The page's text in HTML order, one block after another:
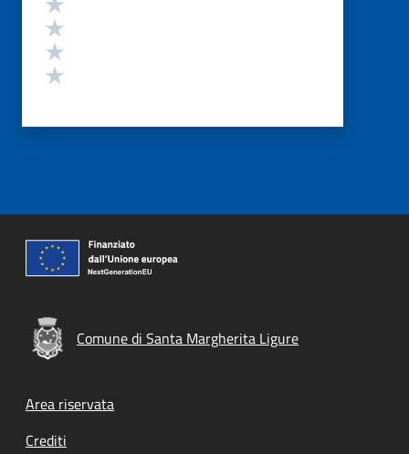
Comune di Santa Margherita Ligure
Footer menu
Area riservata
Crediti